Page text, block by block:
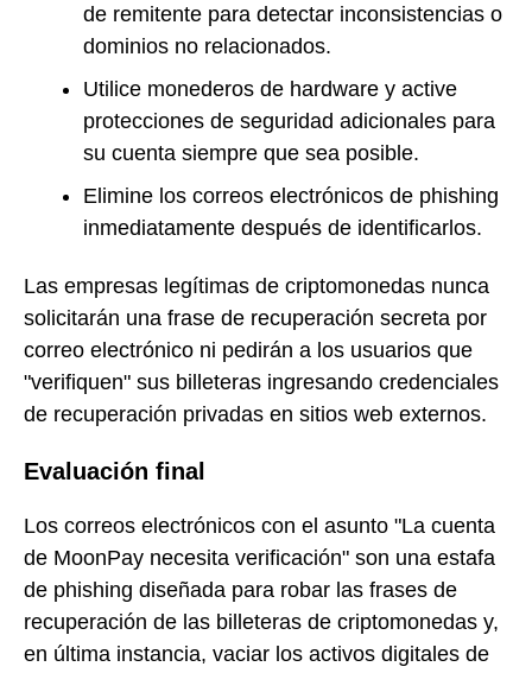
de remitente para detectar inconsistencias o
dominios no relacionados.
Utilice monederos de hardware y active
protecciones de seguridad adicionales para
su cuenta siempre que sea posible.
Elimine los correos electrónicos de phishing
inmediatamente después de identificarlos.
Las empresas legítimas de criptomonedas nunca
solicitarán una frase de recuperación secreta por
correo electrónico ni pedirán a los usuarios que
"verifiquen" sus billeteras ingresando credenciales
de recuperación privadas en sitios web externos.
Evaluación final
Los correos electrónicos con el asunto "La cuenta
de MoonPay necesita verificación" son una estafa
de phishing diseñada para robar las frases de
recuperación de las billeteras de criptomonedas y,
en última instancia, vaciar los activos digitales de